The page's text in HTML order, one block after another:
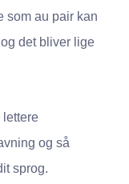
som au pair kan
det bliver lige
og så
sprog.